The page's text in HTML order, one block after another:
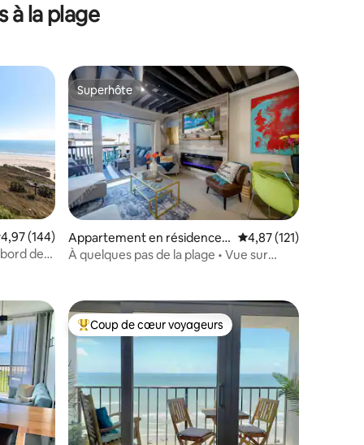
à la plage
: 4,83 sur 5
appréciés
moyenne sur la base de 144 commentaires : 4,97 sur 5
4,97 (144)
de
Superhôte
Superhôte
Appartement en résidence ⋅
Galveston
Évaluation moyenne
4,87 (121)
À quelques pas de la plage • Vue sur
appréciés Coups de cœur voyageurs les plus appréciés
Coup de cœur voyageurs